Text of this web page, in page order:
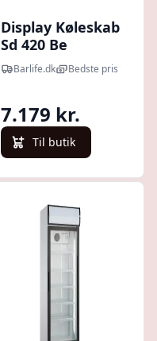
Display Køleskab
Sd 420 Be
Scandomestic
Barlife.dk Bedste pris
7.179 kr.
Til butik